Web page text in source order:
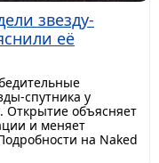
звезду-
её
спутника у
Открытие объясняет
и меняет
на Naked